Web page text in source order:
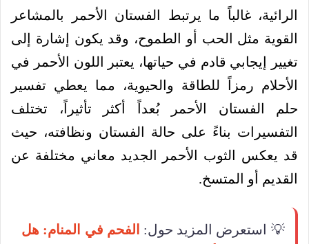
الرائية، غالباً ما يرتبط الفستان الأحمر بالمشاعر
القوية مثل الحب أو الطموح، وقد يكون إشارة إلى
تغيير إيجابي قادم في حياتها، يعتبر اللون الأحمر في
الأحلام رمزاً للطاقة والحيوية، مما يعطي تفسير
حلم الفستان الأحمر بُعداً أكثر تأثيراً، تختلف
التفسيرات بناءً على حالة الفستان ونظافته، حيث
قد يعكس الثوب الأحمر الجديد معاني مختلفة عن
القديم أو المتسخ.
💡 استعرض المزيد حول: الفحم في المنام: هل